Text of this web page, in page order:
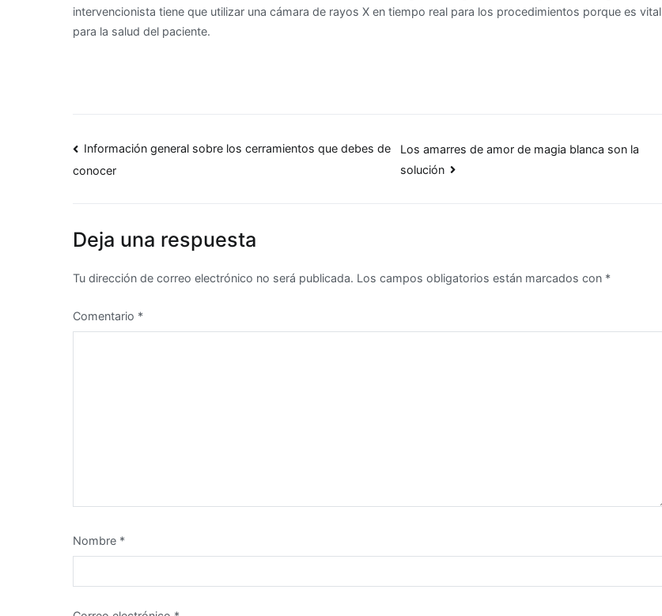
intervencionista tiene que utilizar una cámara de rayos X en tiempo real para los procedimientos porque es vital
para la salud del paciente.
Navegación
Información general sobre los cerramientos que debes de
conocer
Los amarres de amor de magia blanca son la
solución
Deja una respuesta
Tu dirección de correo electrónico no será publicada. Los campos obligatorios están marcados con *
Comentario *
Nombre *